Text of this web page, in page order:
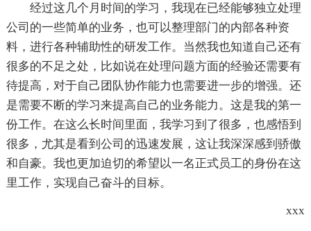
经过这几个月时间的学习，我现在已经能够独立处理
公司的一些简单的业务，也可以整理部门的内部各种资
料，进行各种辅助性的研发工作。当然我也知道自己还有
很多的不足之处，比如说在处理问题方面的经验还需要有
待提高，对于自己团队协作能力也需要进一步的增强。还
是需要不断的学习来提高自己的业务能力。这是我的第一
份工作。在这么长时间里面，我学习到了很多，也感悟到
很多，尤其是看到公司的迅速发展，这让我深深感到骄傲
和自豪。我也更加迫切的希望以一名正式员工的身份在这
里工作，实现自己奋斗的目标。
xxx